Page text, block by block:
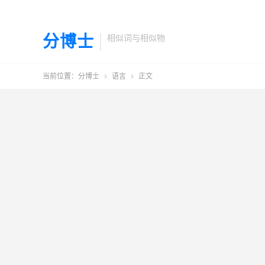
分博士 相似词与相似物
当前位置： 分博士  语言  正文